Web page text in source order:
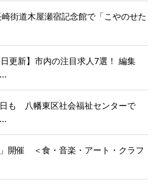
街道木屋瀬宿記念館で「こやのせた
更新】市内の注目求人7選！ 編集
も 八幡東区社会福祉センターで
」開催 ＜食・音楽・アート・クラフ